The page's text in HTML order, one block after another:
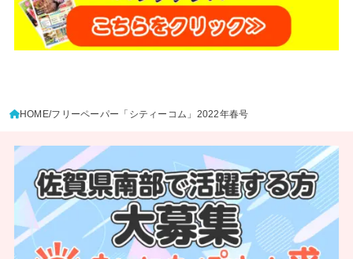
HOME フリーペーパー「シティーコム」2022年春号